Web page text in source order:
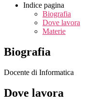
Indice pagina
Biografia
Dove lavora
Materie
Biografia
Docente di Informatica
Dove lavora